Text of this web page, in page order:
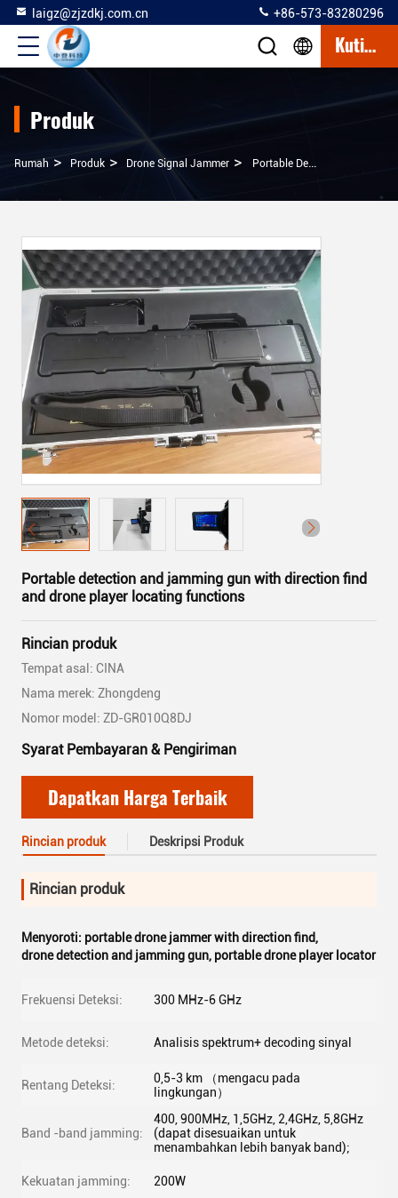
laigz@zjzdkj.com.cn +86-573-83280296
Kutipan
Produk
Rumah > Produk > Drone Signal Jammer > Portable Detection And Jamming Gun With Direction Find And Drone Player Locating Functions
Portable detection and jamming gun with direction find
and drone player locating functions
Rincian produk
Tempat asal: CINA
Nama merek: Zhongdeng
Nomor model: ZD-GR010Q8DJ
Syarat Pembayaran & Pengiriman
Dapatkan Harga Terbaik
Rincian produk Deskripsi Produk
Rincian produk
Menyoroti: portable drone jammer with direction find,
drone detection and jamming gun, portable drone player locator
Frekuensi Deteksi: 300 MHz-6 GHz
Metode deteksi: Analisis spektrum+ decoding sinyal
Rentang Deteksi:
0,5-3 km （mengacu pada
lingkungan）
Band -band jamming:
400, 900MHz, 1,5GHz, 2,4GHz, 5,8GHz
(dapat disesuaikan untuk
menambahkan lebih banyak band);
Kekuatan jamming: 200W